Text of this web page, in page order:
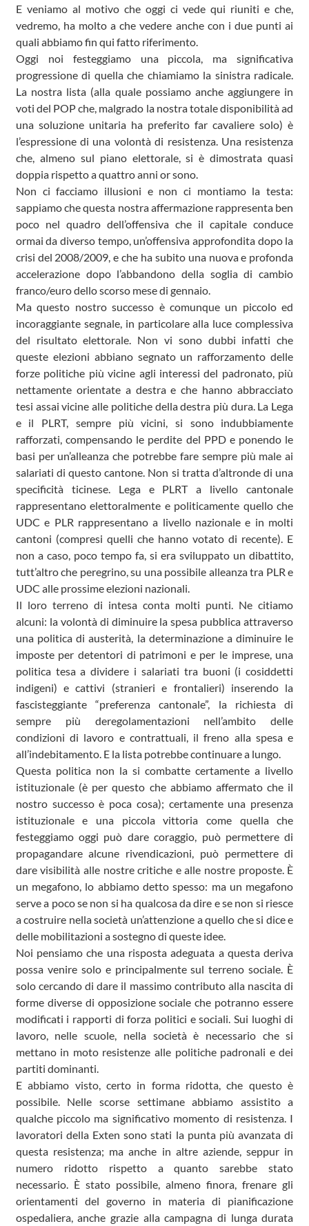
E veniamo al motivo che oggi ci vede qui riuniti e che,
vedremo, ha molto a che vedere anche con i due punti ai
quali abbiamo fin qui fatto riferimento.
Oggi noi festeggiamo una piccola, ma significativa
progressione di quella che chiamiamo la sinistra radicale.
La nostra lista (alla quale possiamo anche aggiungere in
voti del POP che, malgrado la nostra totale disponibilità ad
una soluzione unitaria ha preferito far cavaliere solo) è
l’espressione di una volontà di resistenza. Una resistenza
che, almeno sul piano elettorale, si è dimostrata quasi
doppia rispetto a quattro anni or sono.
Non ci facciamo illusioni e non ci montiamo la testa:
sappiamo che questa nostra affermazione rappresenta ben
poco nel quadro dell’offensiva che il capitale conduce
ormai da diverso tempo, un’offensiva approfondita dopo la
crisi del 2008/2009, e che ha subito una nuova e profonda
accelerazione dopo l’abbandono della soglia di cambio
franco/euro dello scorso mese di gennaio.
Ma questo nostro successo è comunque un piccolo ed
incoraggiante segnale, in particolare alla luce complessiva
del risultato elettorale. Non vi sono dubbi infatti che
queste elezioni abbiano segnato un rafforzamento delle
forze politiche più vicine agli interessi del padronato, più
nettamente orientate a destra e che hanno abbracciato
tesi assai vicine alle politiche della destra più dura. La Lega
e il PLRT, sempre più vicini, si sono indubbiamente
rafforzati, compensando le perdite del PPD e ponendo le
basi per un’alleanza che potrebbe fare sempre più male ai
salariati di questo cantone. Non si tratta d’altronde di una
specificità ticinese. Lega e PLRT a livello cantonale
rappresentano elettoralmente e politicamente quello che
UDC e PLR rappresentano a livello nazionale e in molti
cantoni (compresi quelli che hanno votato di recente). E
non a caso, poco tempo fa, si era sviluppato un dibattito,
tutt’altro che peregrino, su una possibile alleanza tra PLR e
UDC alle prossime elezioni nazionali.
Il loro terreno di intesa conta molti punti. Ne citiamo
alcuni: la volontà di diminuire la spesa pubblica attraverso
una politica di austerità, la determinazione a diminuire le
imposte per detentori di patrimoni e per le imprese, una
politica tesa a dividere i salariati tra buoni (i cosiddetti
indigeni) e cattivi (stranieri e frontalieri) inserendo la
fascisteggiante “preferenza cantonale”, la richiesta di
sempre più deregolamentazioni nell’ambito delle
condizioni di lavoro e contrattuali, il freno alla spesa e
all’indebitamento. E la lista potrebbe continuare a lungo.
Questa politica non la si combatte certamente a livello
istituzionale (è per questo che abbiamo affermato che il
nostro successo è poca cosa); certamente una presenza
istituzionale e una piccola vittoria come quella che
festeggiamo oggi può dare coraggio, può permettere di
propagandare alcune rivendicazioni, può permettere di
dare visibilità alle nostre critiche e alle nostre proposte. È
un megafono, lo abbiamo detto spesso: ma un megafono
serve a poco se non si ha qualcosa da dire e se non si riesce
a costruire nella società un’attenzione a quello che si dice e
delle mobilitazioni a sostegno di queste idee.
Noi pensiamo che una risposta adeguata a questa deriva
possa venire solo e principalmente sul terreno sociale. È
solo cercando di dare il massimo contributo alla nascita di
forme diverse di opposizione sociale che potranno essere
modificati i rapporti di forza politici e sociali. Sui luoghi di
lavoro, nelle scuole, nella società è necessario che si
mettano in moto resistenze alle politiche padronali e dei
partiti dominanti.
E abbiamo visto, certo in forma ridotta, che questo è
possibile. Nelle scorse settimane abbiamo assistito a
qualche piccolo ma significativo momento di resistenza. I
lavoratori della Exten sono stati la punta più avanzata di
questa resistenza; ma anche in altre aziende, seppur in
numero ridotto rispetto a quanto sarebbe stato
necessario. È stato possibile, almeno finora, frenare gli
orientamenti del governo in materia di pianificazione
ospedaliera, anche grazie alla campagna di lunga durata